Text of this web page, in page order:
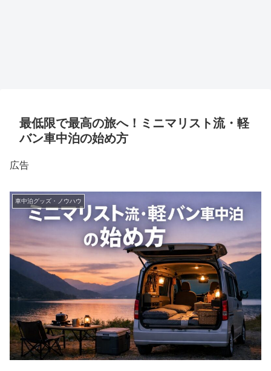
最低限で最高の旅へ！ミニマリスト流・軽
バン車中泊の始め方
広告
車中泊グッズ・ノウハウ